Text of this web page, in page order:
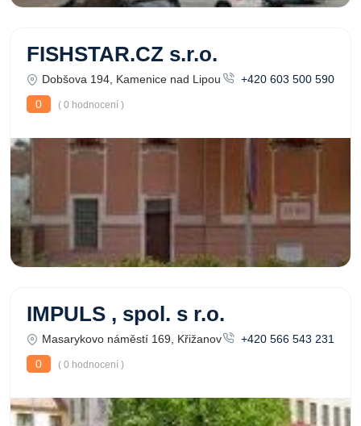
FISHSTAR.CZ s.r.o.
Dobšova 194, Kamenice nad Lipou
+420 603 500 590
0
( 0 hodnocení )
IMPULS , spol. s r.o.
Masarykovo náměstí 169, Křižanov
+420 566 543 231
0
( 0 hodnocení )